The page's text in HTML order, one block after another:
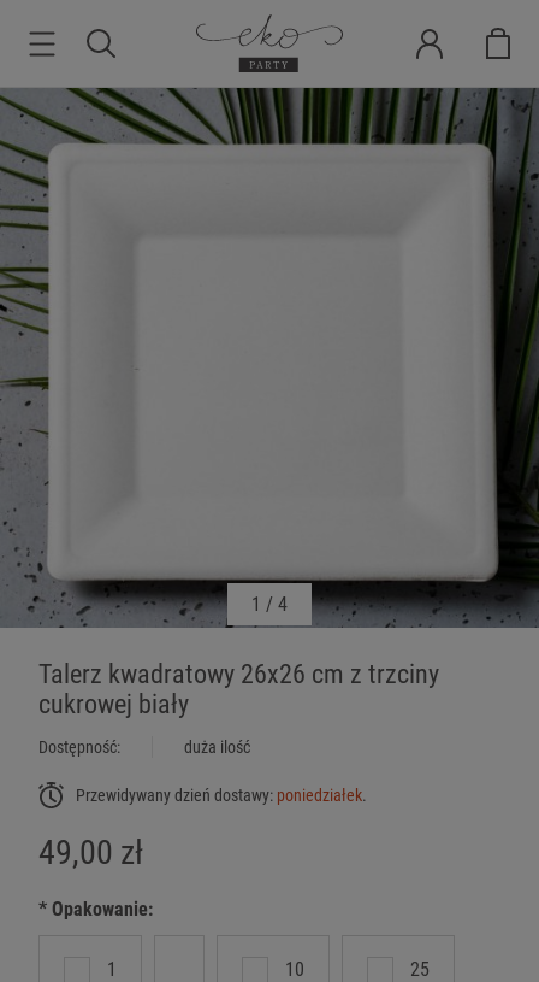
1 / 4
Talerz kwadratowy 26x26 cm z trzciny
cukrowej biały
Dostępność: duża ilość
* Opakowanie:
1 10 25
Przewidywany dzień dostawy: poniedziałek.
49,00 zł